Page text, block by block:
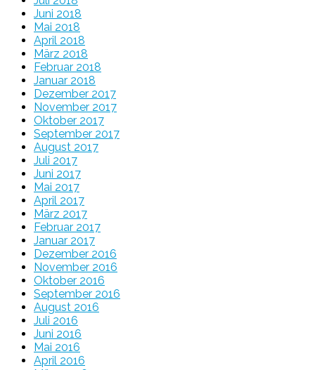
Juni 2018
Mai 2018
April 2018
März 2018
Februar 2018
Januar 2018
Dezember 2017
November 2017
Oktober 2017
September 2017
August 2017
Juli 2017
Juni 2017
Mai 2017
April 2017
März 2017
Februar 2017
Januar 2017
Dezember 2016
November 2016
Oktober 2016
September 2016
August 2016
Juli 2016
Juni 2016
Mai 2016
April 2016